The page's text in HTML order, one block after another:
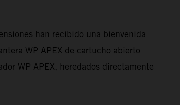
han recibido una bienvenida
WP APEX de cartucho abierto
WP APEX, heredados directamente